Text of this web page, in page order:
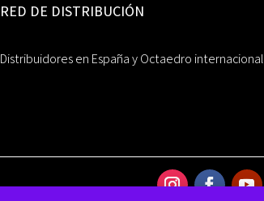
RED DE DISTRIBUCIÓN
Distribuidores en España y Octaedro internacional